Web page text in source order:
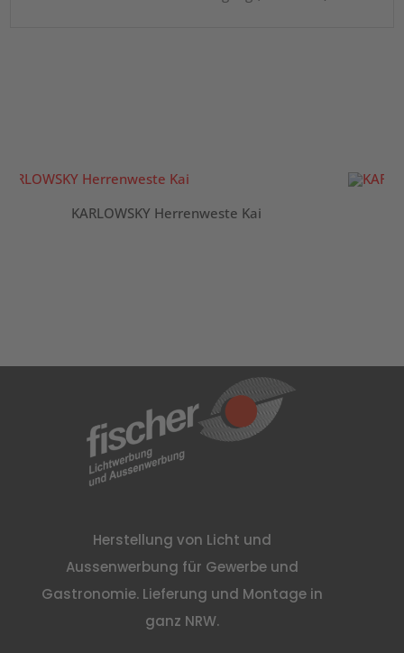
KARLOWSKY Herrenweste Kai
Herstellung von Licht und
Aussenwerbung für Gewerbe und
Gastronomie. Lieferung und Montage in
ganz NRW.